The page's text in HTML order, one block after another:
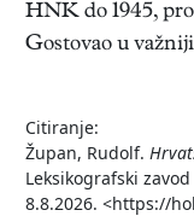
HNK do 1945,
Gostovao u
Citiranje:
Župan, Rudolf.
Leksikografski
8.8.2026. <https://